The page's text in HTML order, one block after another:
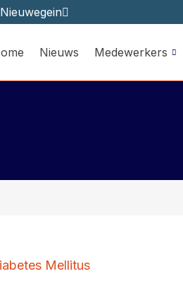
Nieuws Medewerkers
Mellitus